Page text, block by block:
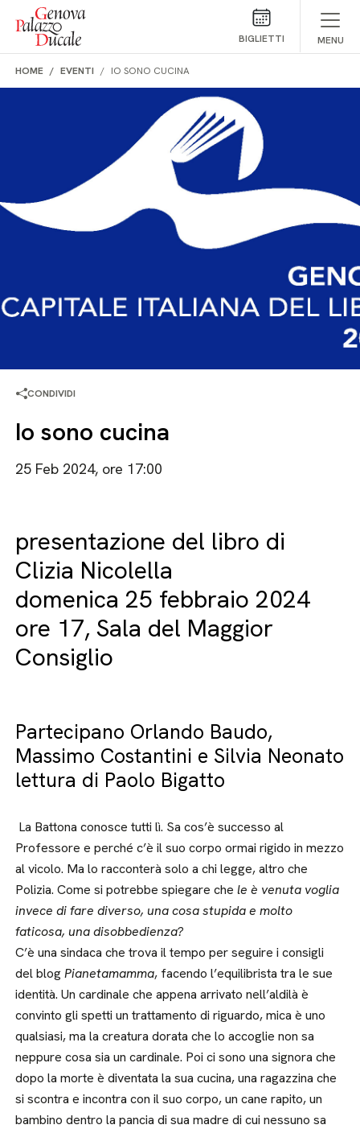
Salta al contenuto
BIGLIETTI MENU
HOME EVENTI IO SONO CUCINA
CONDIVIDI
Io sono cucina
25 Feb 2024, ore 17:00
presentazione del libro di
Clizia Nicolella
domenica 25 febbraio 2024
ore 17, Sala del Maggior
Consiglio
Partecipano Orlando Baudo,
Massimo Costantini e Silvia Neonato
lettura di Paolo Bigatto
La Battona conosce tutti lì. Sa cos’è successo al
Professore e perché c’è il suo corpo ormai rigido in mezzo
al vicolo. Ma lo racconterà solo a chi legge, altro che
Polizia. Come si potrebbe spiegare chele è venuta voglia
invece di fare diverso, una cosa stupida e molto
faticosa, una disobbedienza?
C’è una sindaca che trova il tempo per seguire i consigli
del blogPianetamamma, facendo l’equilibrista tra le sue
identità. Un cardinale che appena arrivato nell’aldilà è
convinto gli spetti un trattamento di riguardo, mica è uno
qualsiasi, ma la creatura dorata che lo accoglie non sa
neppure cosa sia un cardinale. Poi ci sono una signora che
dopo la morte è diventata la sua cucina, una ragazzina che
si scontra e incontra con il suo corpo, un cane rapito, un
bambino dentro la pancia di sua madre di cui nessuno sa